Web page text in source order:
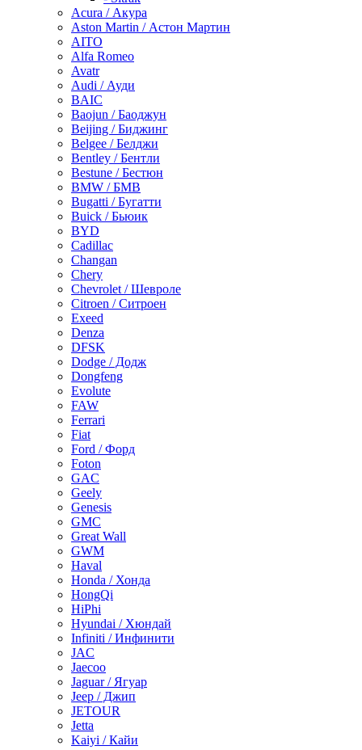
Acura / Акура
Aston Martin / Астон Мартин
AITO
Alfa Romeo
Avatr
Audi / Ауди
BAIC
Baojun / Баоджун
Beijing / Биджинг
Belgee / Белджи
Bentley / Бентли
Bestune / Бестюн
BMW / БМВ
Bugatti / Бугатти
Buick / Бьюик
BYD
Cadillac
Changan
Chery
Chevrolet / Шевроле
Citroen / Ситроен
Exeed
Denza
DFSK
Dodge / Додж
Dongfeng
Evolute
FAW
Ferrari
Fiat
Ford / Форд
Foton
GAC
Geely
Genesis
GMC
Great Wall
GWM
Haval
Honda / Хонда
HongQi
HiPhi
Hyundai / Хюндай
Infiniti / Инфинити
JAC
Jaecoo
Jaguar / Ягуар
Jeep / Джип
JETOUR
Jetta
Kaiyi / Кайи